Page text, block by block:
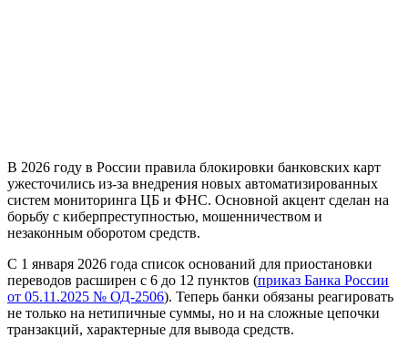
В 2026 году в России правила блокировки банковских карт
ужесточились из-за внедрения новых автоматизированных
систем мониторинга ЦБ и ФНС. Основной акцент сделан на
борьбу с киберпреступностью, мошенничеством и
незаконным оборотом средств.
С 1 января 2026 года список оснований для приостановки
переводов расширен с 6 до 12 пунктов (приказ Банка России
от 05.11.2025 № ОД-2506). Теперь банки обязаны реагировать
не только на нетипичные суммы, но и на сложные цепочки
транзакций, характерные для вывода средств.